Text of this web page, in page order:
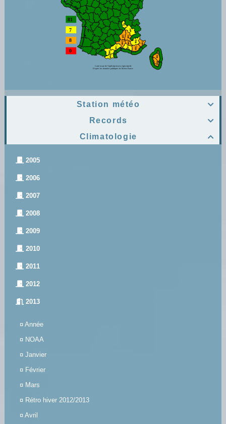

Station météo

Records

Climatologie
2005
2006
2007
2008
2009
2010
2011
2012
2013
¤ Année
¤ NOAA
¤ Janvier
¤ Février
¤ Mars
¤ Rétro hiver 2012/2013
¤ Avril